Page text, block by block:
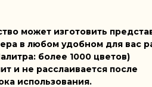
может изготовить
в любом удобном для вас
более 1000 цветов)
и не расслаивается после
использования.